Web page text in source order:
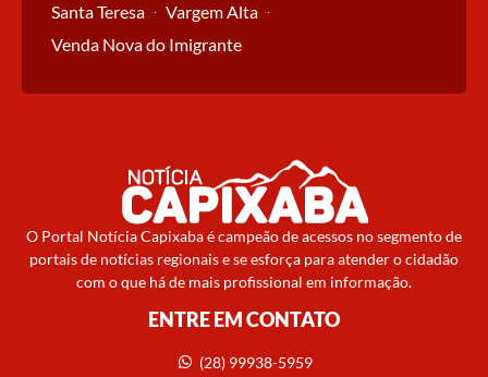
Santa Teresa
Vargem Alta
Venda Nova do Imigrante
O Portal Notícia Capixaba é campeão de acessos no segmento de
portais de notícias regionais e se esforça para atender o cidadão
com o que há de mais profissional em informação.
ENTRE EM CONTATO
(28) 99938-5959